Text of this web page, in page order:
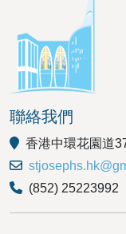
聯絡我們
香港中環花園道
(852) 25223992